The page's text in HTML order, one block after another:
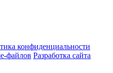
конфиденциальности
файлов Разработка сайта